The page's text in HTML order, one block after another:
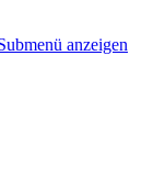
anzeigen